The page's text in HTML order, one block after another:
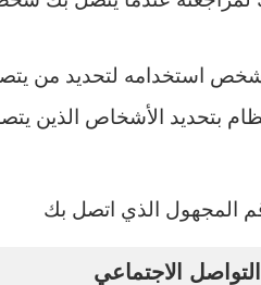
استخدامه لتحديد من
بتحديد الأشخاص الذين
المجهول الذي اتصل بك
الاجتماعي